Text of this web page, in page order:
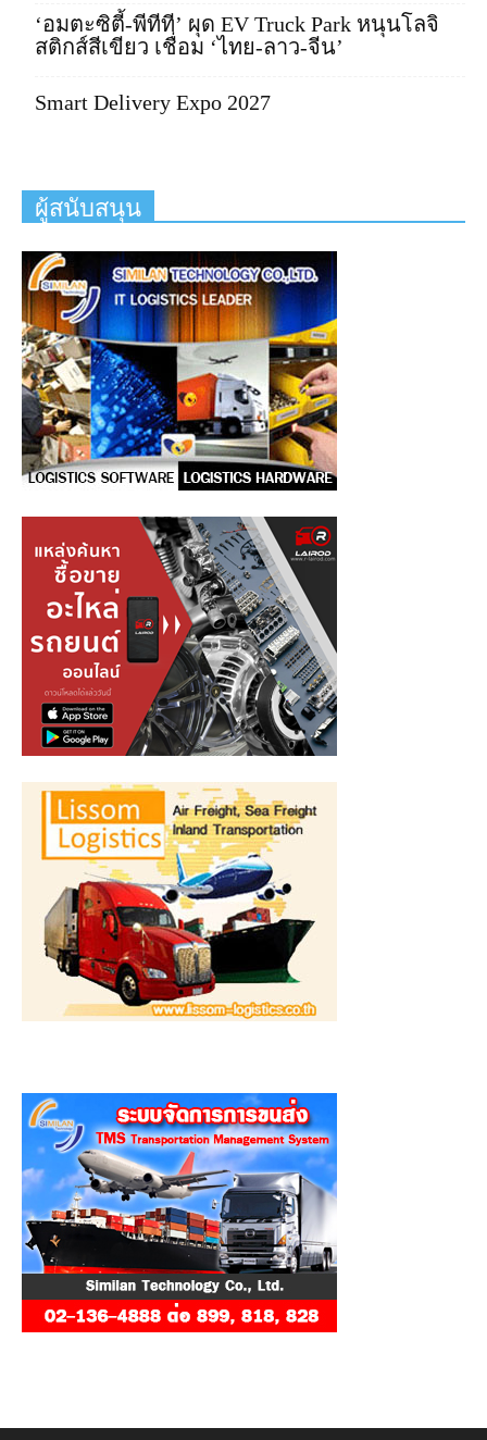
‘อมตะซิตี้-พีทีที’ ผุด EV Truck Park หนุนโลจิ
สติกส์สีเขียว เชื่อม ‘ไทย-ลาว-จีน’
Smart Delivery Expo 2027
ผู้สนับสนุน